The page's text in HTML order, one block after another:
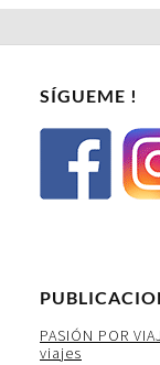
SÍGUEME !
PASIÓN POR
viajes